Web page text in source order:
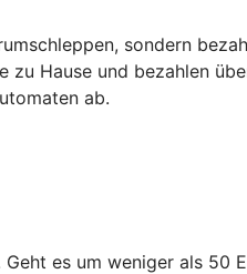
sondern
zu Hause und bezahlen
ab.
es um weniger als 50